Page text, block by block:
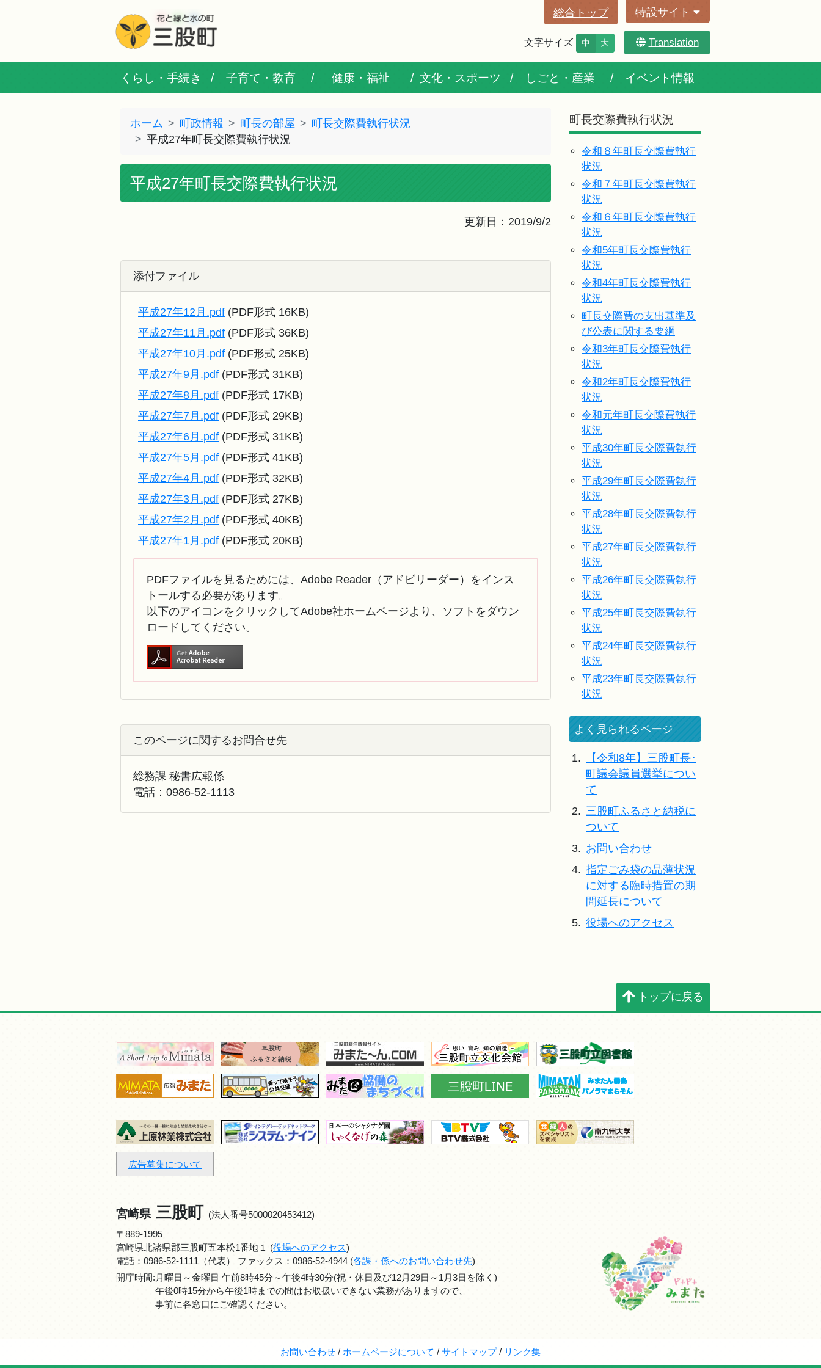
総合トップ 特設サイト
文字サイズ 中 大 Translation
くらし・手続き 子育て・教育 健康・福祉 文化・スポーツ しごと・産業 イベント情報
ホーム 町政情報 町長の部屋
町長交際費執行状況
平成27年町長交際費執行状況
平成27年町長交際費執行状況
更新日：2019/9/2
添付ファイル
平成27年12月.pdf (PDF形式 16KB)
平成27年11月.pdf (PDF形式 36KB)
平成27年10月.pdf (PDF形式 25KB)
平成27年9月.pdf (PDF形式 31KB)
平成27年8月.pdf (PDF形式 17KB)
平成27年7月.pdf (PDF形式 29KB)
平成27年6月.pdf (PDF形式 31KB)
平成27年5月.pdf (PDF形式 41KB)
平成27年4月.pdf (PDF形式 32KB)
平成27年3月.pdf (PDF形式 27KB)
平成27年2月.pdf (PDF形式 40KB)
平成27年1月.pdf (PDF形式 20KB)
PDFファイルを見るためには、Adobe Reader（アドビリーダー）をインス
トールする必要があります。
以下のアイコンをクリックしてAdobe社ホームページより、ソフトをダウン
ロードしてください。
このページに関するお問合せ先
総務課 秘書広報係
電話： 0986-52-1113
町長交際費執行状況
令和８年町長交際費執行
状況
令和７年町長交際費執行
状況
令和６年町長交際費執行
状況
令和5年町長交際費執行
状況
令和4年町長交際費執行
状況
町長交際費の支出基準及
び公表に関する要綱
令和3年町長交際費執行
状況
令和2年町長交際費執行
状況
令和元年町長交際費執行
状況
平成30年町長交際費執行
状況
平成29年町長交際費執行
状況
平成28年町長交際費執行
状況
平成27年町長交際費執行
状況
平成26年町長交際費執行
状況
平成25年町長交際費執行
状況
平成24年町長交際費執行
状況
平成23年町長交際費執行
状況
よく見られるページ
1.
【令和8年】三股町長･
町議会議員選挙につい
て
2. 三股町ふるさと納税に
ついて
3. お問い合わせ
4. 指定ごみ袋の品薄状況
に対する臨時措置の期
間延長について
5. 役場へのアクセス
トップに戻る
広告募集について
宮崎県 三股町 (法人番号5000020453412)
〒889-1995
宮崎県北諸県郡三股町五本松1番地１ (役場へのアクセス)
電話： 0986-52-1111 （代表） ファックス：0986-52-4944 (各課・係へのお問い合わせ先)
開庁時間:月曜日～金曜日 午前8時45分～午後4時30分(祝・休日及び12月29日～1月3日を除く)
午後0時15分から午後1時までの間はお取扱いできない業務がありますので、
事前に各窓口にご確認ください。
お問い合わせ / ホームページについて / サイトマップ/ リンク集